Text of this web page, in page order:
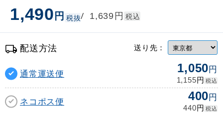
1,490円 税抜/ 1,639円 税込
配送方法 送り先：
通常運送便 1,050円
1,155円 税込
ネコポス便 400円
440円 税込